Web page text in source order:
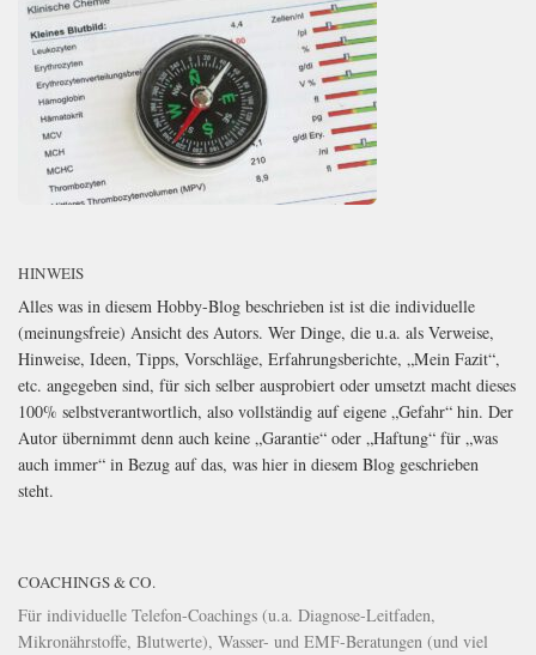
HINWEIS
Alles was in diesem Hobby-Blog beschrieben ist ist die individuelle
(meinungsfreie) Ansicht des Autors. Wer Dinge, die u.a. als Verweise,
Hinweise, Ideen, Tipps, Vorschläge, Erfahrungsberichte, „Mein Fazit“,
etc. angegeben sind, für sich selber ausprobiert oder umsetzt macht dieses
100% selbstverantwortlich, also vollständig auf eigene „Gefahr“ hin. Der
Autor übernimmt denn auch keine „Garantie“ oder „Haftung“ für „was
auch immer“ in Bezug auf das, was hier in diesem Blog geschrieben
steht.
COACHINGS & CO.
Für individuelle Telefon-Coachings (u.a. Diagnose-Leitfaden,
Mikronährstoffe, Blutwerte), Wasser- und EMF-Beratungen (und viel